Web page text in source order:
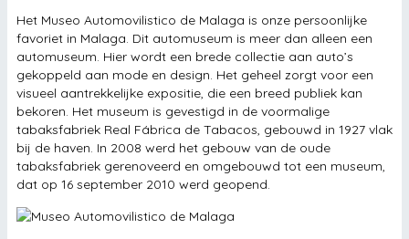
Het Museo Automovilistico de Malaga is onze persoonlijke
favoriet in Malaga. Dit automuseum is meer dan alleen een
automuseum. Hier wordt een brede collectie aan auto’s
gekoppeld aan mode en design. Het geheel zorgt voor een
visueel aantrekkelijke expositie, die een breed publiek kan
bekoren. Het museum is gevestigd in de voormalige
tabaksfabriek Real Fábrica de Tabacos, gebouwd in 1927 vlak
bij de haven. In 2008 werd het gebouw van de oude
tabaksfabriek gerenoveerd en omgebouwd tot een museum,
dat op 16 september 2010 werd geopend.